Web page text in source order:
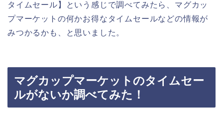
タイムセール】という感じで調べてみたら、マグカッ
プマーケットの何かお得なタイムセールなどの情報が
みつかるかも、と思いました。
マグカップマーケットのタイムセー
ルがないか調べてみた！